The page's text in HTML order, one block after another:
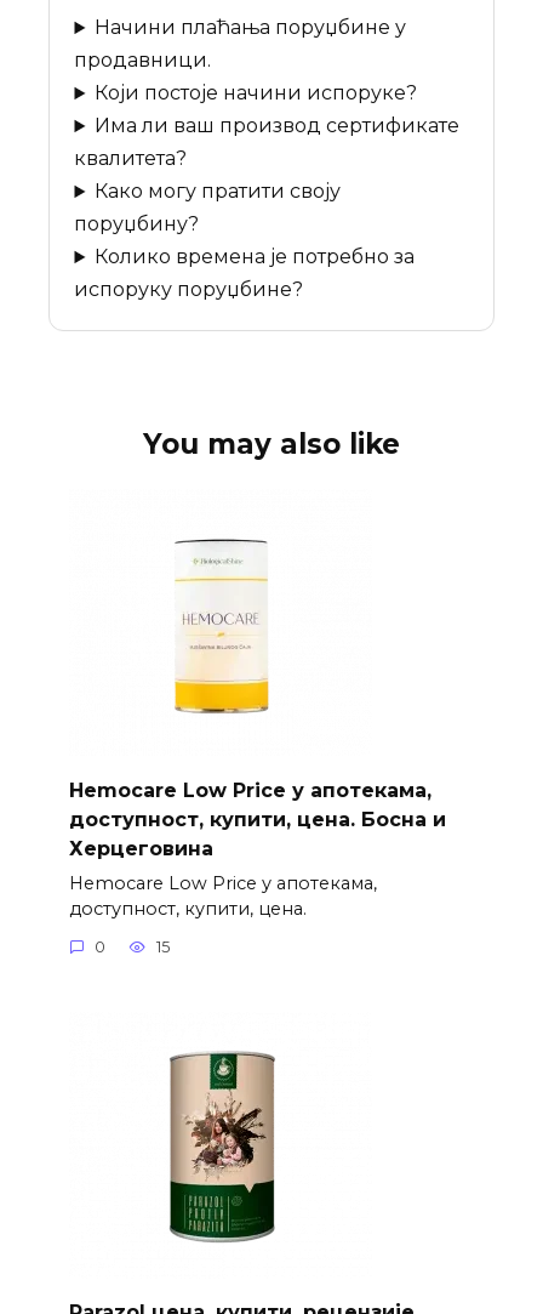
Начини плаћања поруџбине у
продавници.
Који постоје начини испоруке?
Има ли ваш производ сертификате
квалитета?
Како могу пратити своју
поруџбину?
Колико времена је потребно за
испоруку поруџбине?
You may also like
Hemocare Low Price у апотекама,
доступност, купити, цена. Босна и
Херцеговина
Hemocare Low Price у апотекама,
доступност, купити, цена.
0 15